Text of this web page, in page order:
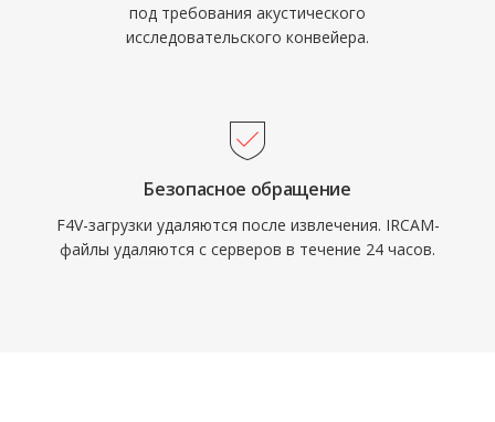
под требования акустического
исследовательского конвейера.
Безопасное обращение
F4V-загрузки удаляются после извлечения. IRCAM-
файлы удаляются с серверов в течение 24 часов.